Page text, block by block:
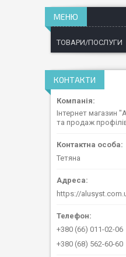
ТОВАРИ/ПОСЛУГИ
КОНТАКТИ
Інтернет магазин
та продаж
Тетяна
https://
+380 (66) 011-02-06
+380 (68) 562-60-60